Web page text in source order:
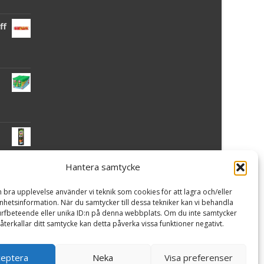
Hantera samtycke
bra upplevelse använder vi teknik som cookies för att lagra och/eller
När du samtycker till dessa tekniker kan vi behandla
eller unika ID:n på denna webbplats. Om du inte samtycker
ditt samtycke kan detta påverka vissa funktioner negativt.
Neka Visa preferenser
-